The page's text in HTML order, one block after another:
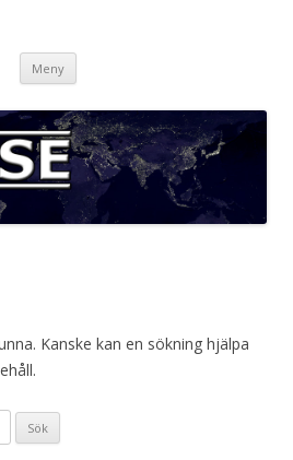
Meny
Kanske kan en sökning hjälpa